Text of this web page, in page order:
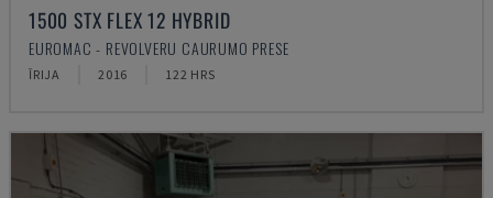
1500 STX FLEX 12 HYBRID
EUROMAC - REVOLVERU CAURUMO PRESE
ĪRIJA 2016 122 HRS